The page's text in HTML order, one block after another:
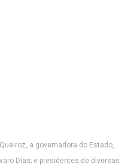
a governadora do Estado,
Dias; e presidentes de diversas